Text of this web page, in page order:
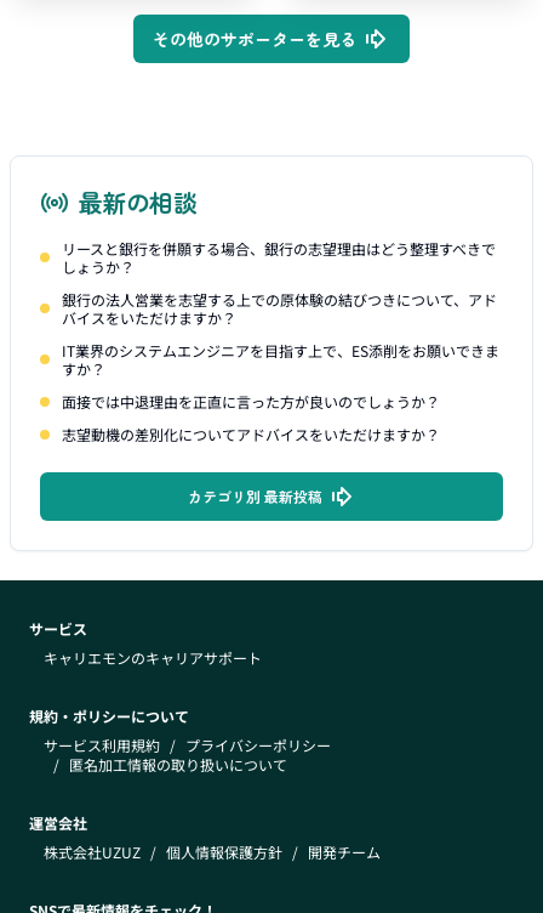
その他のサポーターを見る
最新の相談
リースと銀行を併願する場合、銀行の志望理由はどう整理すべきで
しょうか？
銀行の法人営業を志望する上での原体験の結びつきについて、アド
バイスをいただけますか？
IT業界のシステムエンジニアを目指す上で、ES添削をお願いできま
すか？
面接では中退理由を正直に言った方が良いのでしょうか？
志望動機の差別化についてアドバイスをいただけますか？
カテゴリ別 最新投稿
サービス
キャリエモンのキャリアサポート
規約・ポリシーについて
サービス利用規約 / プライバシーポリシー
/ 匿名加工情報の取り扱いについて
運営会社
株式会社UZUZ / 個人情報保護方針 / 開発チーム